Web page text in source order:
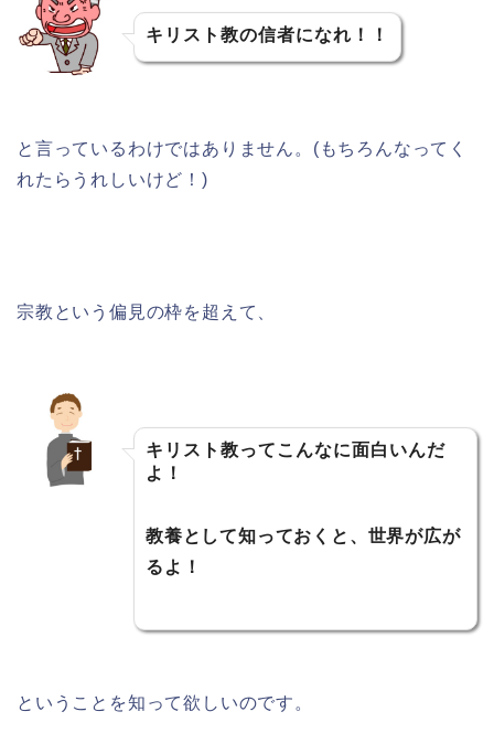
キリスト教の信者になれ！！
と言っているわけではありません。(もちろんなってく
れたらうれしいけど！)
宗教という偏見の枠を超えて、
キリスト教ってこんなに面白いんだ
よ！
教養として知っておくと、世界が広が
るよ！
ということを知って欲しいのです。